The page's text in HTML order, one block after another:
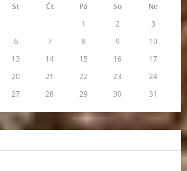
St Čt Pá So
Ne
1
2
3
6 7 8 9
10
13 14 15 16
17
20 21 22 23
24
27 28 29 30 31